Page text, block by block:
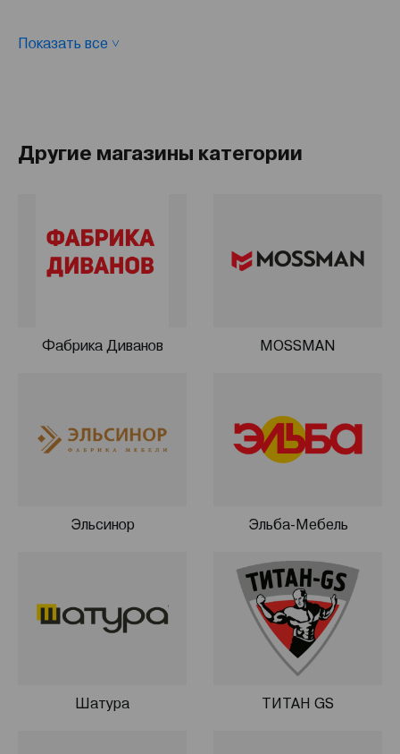
оснащены немецким оборудованием Homag, IMA,
«ФМ Витра» имеет центральный склад в городе
Показать все ˅
Другие магазины категории
Фабрика Диванов MOSSMAN
Эльсинор Эльба-Мебель
Шатура ТИТАН GS